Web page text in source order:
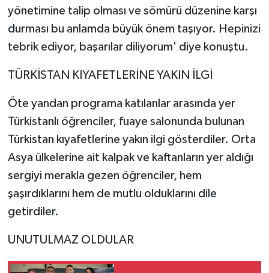
yönetimine talip olması ve sömürü düzenine karşı
durması bu anlamda büyük önem taşıyor. Hepinizi
tebrik ediyor, başarılar diliyorum' diye konuştu.
TÜRKİSTAN KIYAFETLERİNE YAKIN İLGİ
Öte yandan programa katılanlar arasında yer
Türkistanlı öğrenciler, fuaye salonunda bulunan
Türkistan kıyafetlerine yakın ilgi gösterdiler. Orta
Asya ülkelerine ait kalpak ve kaftanların yer aldığı
sergiyi merakla gezen öğrenciler, hem
şaşırdıklarını hem de mutlu olduklarını dile
getirdiler.
UNUTULMAZ OLDULAR